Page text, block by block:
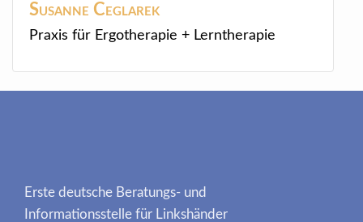
Susanne Ceglarek
Praxis für Ergotherapie + Lerntherapie
Erste deutsche Beratungs- und
Informationsstelle für Linkshänder